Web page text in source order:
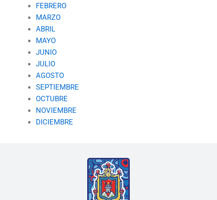
FEBRERO
MARZO
ABRIL
MAYO
JUNIO
JULIO
AGOSTO
SEPTIEMBRE
OCTUBRE
NOVIEMBRE
DICIEMBRE